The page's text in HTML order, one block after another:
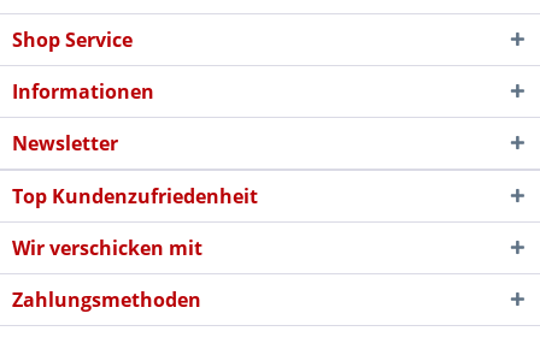
Shop Service
Informationen
Newsletter
Top Kundenzufriedenheit
Wir verschicken mit
Zahlungsmethoden